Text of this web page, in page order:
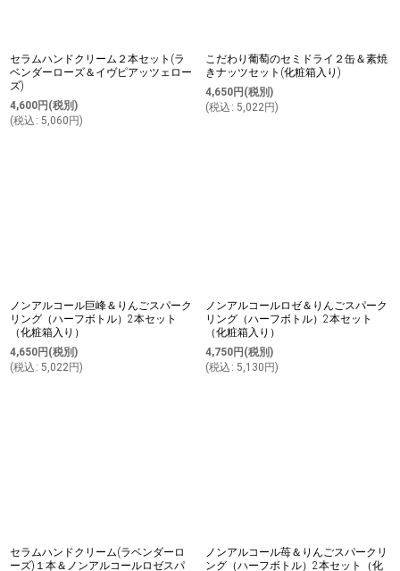
セラムハンドクリーム２本セット(ラ
ベンダーローズ＆イヴピアッツェロー
ズ)
4,600円 (税別)
(税込 : 5,060 円)
こだわり葡萄のセミドライ２缶＆素焼
きナッツセット(化粧箱入り)
4,650円 (税別)
(税込 : 5,022円)
ノンアルコール巨峰＆りんごスパーク
リング（ハーフボトル）2本セット
（化粧箱入り）
4,650円 (税別)
(税込 : 5,022円)
ノンアルコールロゼ＆りんごスパーク
リング（ハーフボトル）2本セット
（化粧箱入り）
4,750円 (税別)
(税込 : 5,130 円)
セラムハンドクリーム(ラベンダーロ
ーズ)１本＆ノンアルコールロゼスパ
ノンアルコール苺＆りんごスパークリ
ング（ハーフボトル）2本セット（化